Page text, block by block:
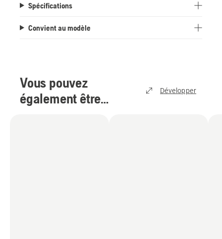
Spécifications
Convient au modèle
Vous pouvez
également être
Développer